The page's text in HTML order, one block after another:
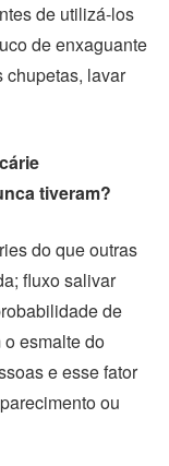
de utilizá-los
de enxaguante
chupetas, lavar
tiveram?
do que outras
fluxo salivar
de
esmalte do
e esse fator
ou